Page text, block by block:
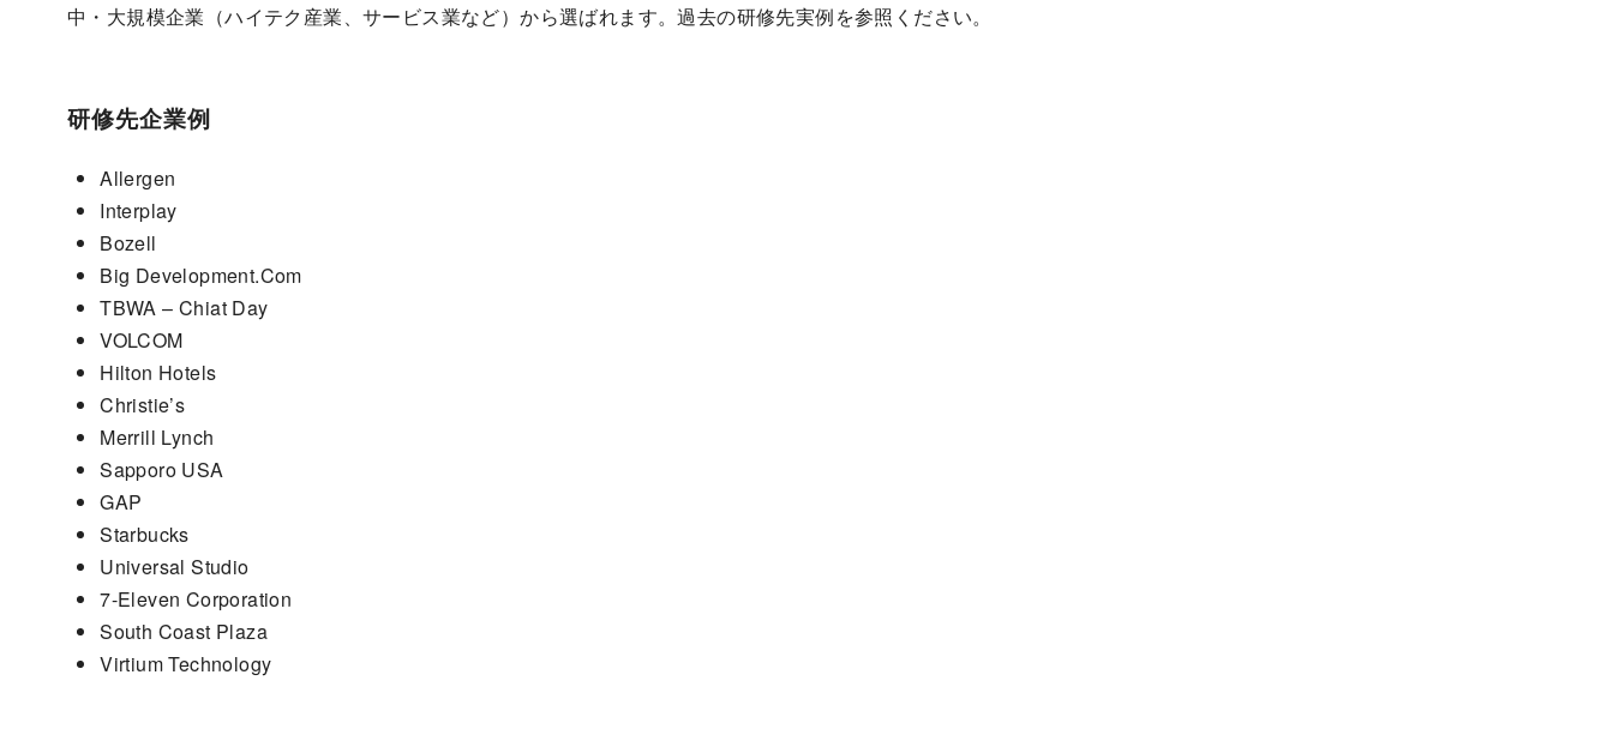
中・大規模企業（ハイテク産業、サービス業など）から選ばれます。過去の研修先実例を参照ください。
研修先企業例
Allergen
Interplay
Bozell
Big Development.Com
TBWA – Chiat Day
VOLCOM
Hilton Hotels
Christie’s
Merrill Lynch
Sapporo USA
GAP
Starbucks
Universal Studio
7-Eleven Corporation
South Coast Plaza
Virtium Technology